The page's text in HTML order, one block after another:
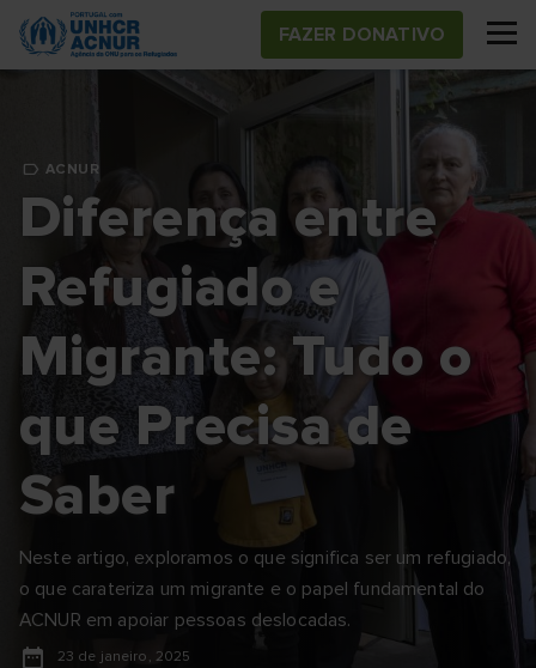
Skip
main
FAZER DONATIVO
ACNUR
Diferença entre
Refugiado e
Migrante: Tudo o
que Precisa de
Saber
Neste artigo, exploramos o que significa ser um refugiado,
o que carateriza um migrante e o papel fundamental do
ACNUR em apoiar pessoas deslocadas.
23 de janeiro, 2025